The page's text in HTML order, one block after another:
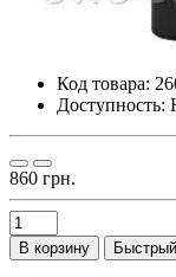
Код товара:
Доступность:
860 грн.
В корзину